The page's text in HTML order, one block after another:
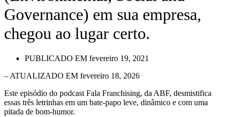
Governance) em sua empresa,
chegou ao lugar certo.
PUBLICADO EM fevereiro 19, 2021
– ATUALIZADO EM fevereiro 18, 2026
Este episódio do podcast Fala Franchising, da ABF, desmistifica
essas três letrinhas em um bate-papo leve, dinâmico e com uma
pitada de bom-humor.